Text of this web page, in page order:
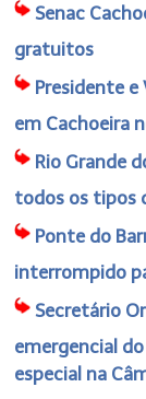
Senac
gratuitos
Presidente e
em Cachoeira
Rio Grande
todos os tipos
Ponte do
interrompido
Secretário
emergencial
especial na